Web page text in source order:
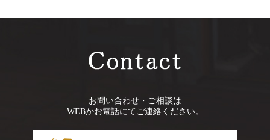
お問い合わせ・ご相談は
WEBかお電話にてご連絡ください。